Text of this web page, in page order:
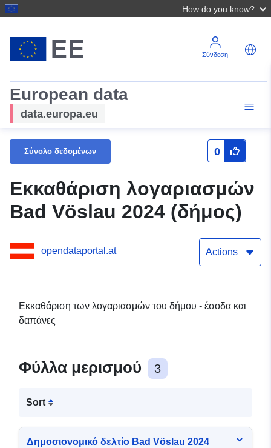
How do you know?
Σύνδεση
European data
data.europa.eu
Σύνολο δεδομένων 0
Εκκαθάριση λογαριασμών
Bad Vöslau 2024 (δήμος)
opendataportal.at Actions
Εκκαθάριση των λογαριασμών του δήμου - έσοδα και
δαπάνες
Φύλλα μερισμού 3
Sort
Δημοσιονομικό δελτίο Bad Vöslau 2024